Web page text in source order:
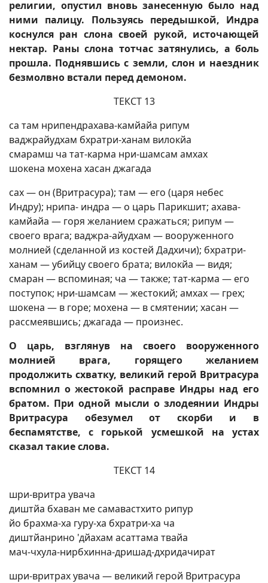
религии, опустил вновь занесенную было над
ними палицу. Пользуясь передышкой, Индра
коснулся ран слона своей рукой, источающей
нектар. Раны слона тотчас затянулись, а боль
прошла. Поднявшись с земли, слон и наездник
безмолвно встали перед демоном.
ТЕКСТ 13
са там нрипендрахава-камйайа рипум
ваджрайудхам бхратри-ханам вилокйа
смарамш ча тат-карма нри-шамсам амхах
шокена мохена хасан джагада
сах — он (Вритрасура); там — его (царя небес
Индру); нрипа- индра — о царь Парикшит; ахава-
камйайа — горя желанием сражаться; рипум —
своего врага; ваджра-айудхам — вооруженного
молнией (сделанной из костей Дадхичи); бхратри-
ханам — убийцу своего брата; вилокйа — видя;
смаран — вспоминая; ча — также; тат-карма — его
поступок; нри-шамсам — жестокий; амхах — грех;
шокена — в горе; мохена — в смятении; хасан —
рассмеявшись; джагада — произнес.
О царь, взглянув на своего вооруженного
молнией врага, горящего желанием
продолжить схватку, великий герой Вритрасура
вспомнил о жестокой расправе Индры над его
братом. При одной мысли о злодеянии Индры
Вритрасура обезумел от скорби и в
беспамятстве, с горькой усмешкой на устах
сказал такие слова.
ТЕКСТ 14
шри-вритра увача
диштйа бхаван ме самавастхито рипур
йо брахма-ха гуру-ха бхратри-ха ча
диштйанрино 'дйахам асаттама твайа
мач-чхула-нирбхинна-дришад-дхридачират
шри-вритрах увача — великий герой Вритрасура